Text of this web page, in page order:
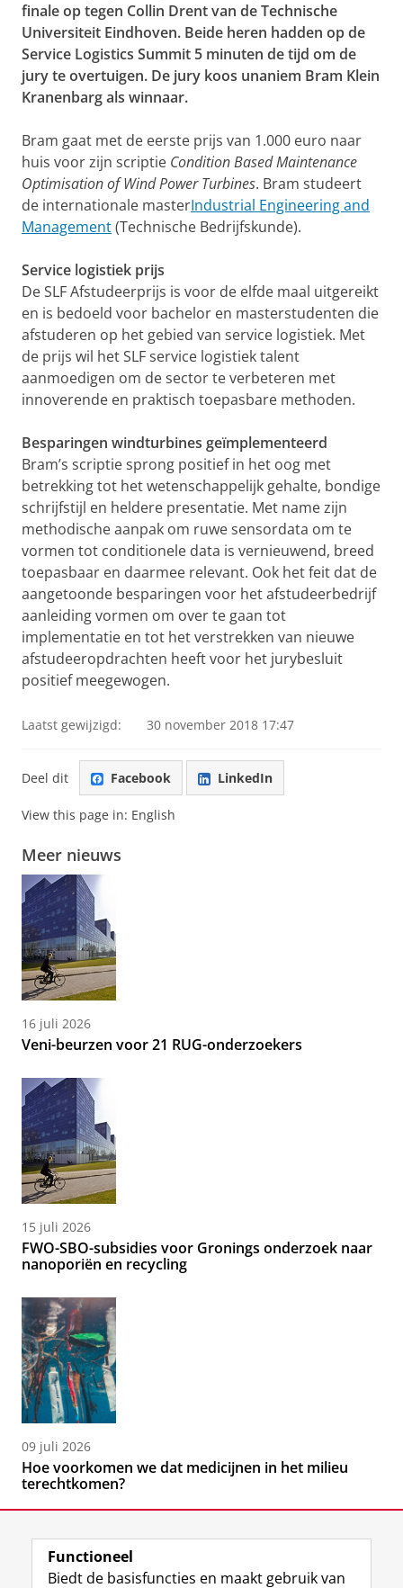
finale op tegen Collin Drent van de Technische
Universiteit Eindhoven. Beide heren hadden op de
Service Logistics Summit 5 minuten de tijd om de
jury te overtuigen. De jury koos unaniem Bram Klein
Kranenbarg als winnaar.
Bram gaat met de eerste prijs van 1.000 euro naar
huis voor zijn scriptie Condition Based Maintenance
Optimisation of Wind Power Turbines. Bram studeert
de internationale masterIndustrial Engineering and
Management(Technische Bedrijfskunde).
Service logistiek prijs
De SLF Afstudeerprijs is voor de elfde maal uitgereikt
en is bedoeld voor bachelor en masterstudenten die
afstuderen op het gebied van service logistiek. Met
de prijs wil het SLF service logistiek talent
aanmoedigen om de sector te verbeteren met
innoverende en praktisch toepasbare methoden.
Besparingen windturbines geïmplementeerd
Bram’s scriptie sprong positief in het oog met
betrekking tot het wetenschappelijk gehalte, bondige
schrijfstijl en heldere presentatie. Met name zijn
methodische aanpak om ruwe sensordata om te
vormen tot conditionele data is vernieuwend, breed
toepasbaar en daarmee relevant. Ook het feit dat de
aangetoonde besparingen voor het afstudeerbedrijf
aanleiding vormen om over te gaan tot
implementatie en tot het verstrekken van nieuwe
afstudeeropdrachten heeft voor het jurybesluit
positief meegewogen.
Laatst gewijzigd: 30 november 2018 17:47
Deel dit Facebook LinkedIn
View this page in: English
Meer nieuws
16 juli 2026
Veni-beurzen voor 21 RUG-onderzoekers
15 juli 2026
FWO-SBO-subsidies voor Gronings onderzoek naar
nanoporiën en recycling
09 juli 2026
Hoe voorkomen we dat medicijnen in het milieu
terechtkomen?
Functioneel
Biedt de basisfuncties en maakt gebruik van